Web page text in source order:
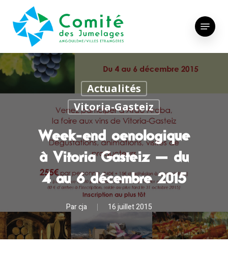
main
Menu
Actualités
Vitoria-Gasteiz
Week-end oenologique
à Vitoria Gasteiz – du
4 au 6 décembre 2015
Parcja 16 juillet 2015